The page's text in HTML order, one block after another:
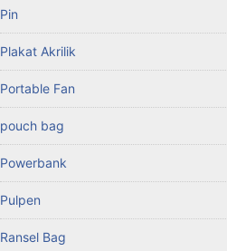
Pin
Plakat Akrilik
Portable Fan
pouch bag
Powerbank
Pulpen
Ransel Bag